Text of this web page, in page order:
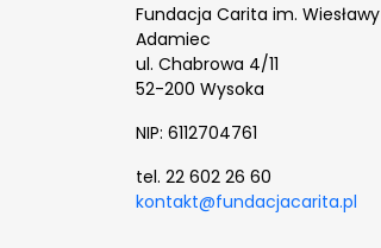
Fundacja Carita im. Wiesławy
Adamiec
ul. Chabrowa 4/11
52-200 Wysoka
NIP: 6112704761
tel. 22 602 26 60
kontakt@fundacjacarita.pl